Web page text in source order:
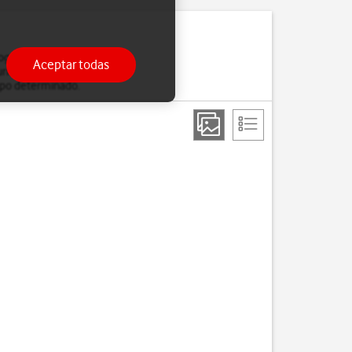
mensajes, etc.).
cada vez que
determinado.
Aceptar todas